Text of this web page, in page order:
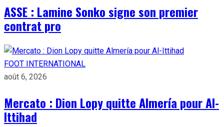
ASSE : Lamine Sonko signe son premier
contrat pro
FOOT INTERNATIONAL
août 6, 2026
Mercato : Dion Lopy quitte Almería pour Al-
Ittihad